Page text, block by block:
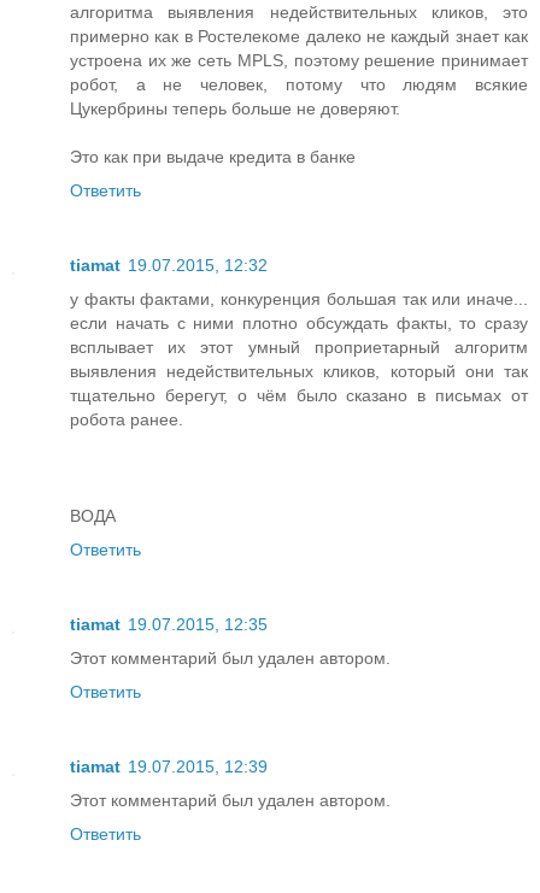
алгоритма выявления недействительных кликов, это
примерно как в Ростелекоме далеко не каждый знает как
устроена их же сеть MPLS, поэтому решение принимает
робот, а не человек, потому что людям всякие
Цукербрины теперь больше не доверяют.
Это как при выдаче кредита в банке
Ответить
tiamat 19.07.2015, 12:32
у факты фактами, конкуренция большая так или иначе...
если начать с ними плотно обсуждать факты, то сразу
всплывает их этот умный проприетарный алгоритм
выявления недействительных кликов, который они так
тщательно берегут, о чём было сказано в письмах от
робота ранее.
ВОДА
Ответить
tiamat 19.07.2015, 12:35
Этот комментарий был удален автором.
Ответить
tiamat 19.07.2015, 12:39
Этот комментарий был удален автором.
Ответить